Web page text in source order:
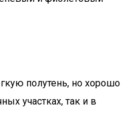
полутень, но хорошо
участках, так и в